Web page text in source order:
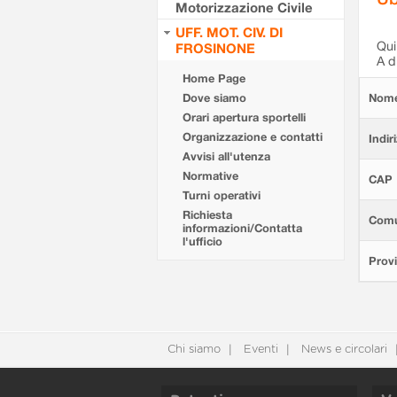
Motorizzazione Civile
UFF. MOT. CIV. DI
FROSINONE
Home Page
Dove siamo
Orari apertura sportelli
Organizzazione e contatti
Avvisi all'utenza
Normative
Turni operativi
Richiesta
informazioni/Contatta
l'ufficio
A
CAP
Chi siamo Eventi News e circolari